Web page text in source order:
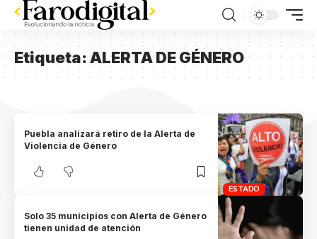
Etiqueta:ALERTA DE GÉNERO
ESTADO
Puebla analizará retiro de la Alerta de
Violencia de Género
Solo 35 municipios con Alerta de Género
tienen unidad de atención